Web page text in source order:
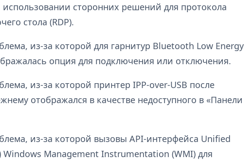
использовании сторонних решений для протокола
стола (RDP).
из-за которой для гарнитур Bluetooth Low Energy
опция для подключения или отключения.
из-за которой принтер IPP-over-USB после
отображался в качестве недоступного в «Панели
из-за которой вызовы API-интерфейса Unified
Windows Management Instrumentation (WMI) для